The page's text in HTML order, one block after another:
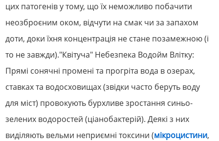
цих патогенів у тому, що їх неможливо побачити
неозброєним оком, відчути на смак чи за запахом
доти, доки їхня концентрація не стане позамежною (і
то не завжди)."Квітуча" Небезпека Водойм Влітку:
Прямі сонячні промені та прогріта вода в озерах,
ставках та водосховищах (звідки часто беруть воду
для міст) провокують бурхливе зростання синьо-
зелених водоростей (ціанобактерій). Деякі з них
виділяють вельми неприємні токсини (мікроцистини,